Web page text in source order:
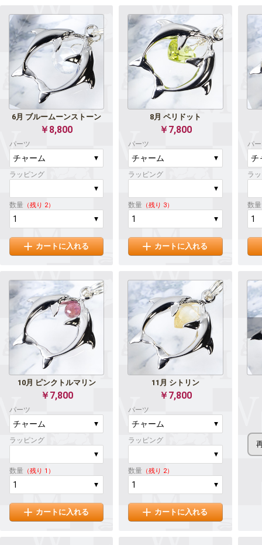
6月 ブルームーンストーン
￥8,800
パーツ
ラッピング
数量 （残り 2）
カートに入れる
8月 ペリドット
￥7,800
パーツ
ラッピング
数量 （残り 3）
カートに入れる
パ
ラ
数量
10月 ピンクトルマリン
￥7,800
パーツ
ラッピング
数量 （残り 1）
カートに入れる
11月 シトリン
￥7,800
パーツ
ラッピング
数量 （残り 2）
カートに入れる